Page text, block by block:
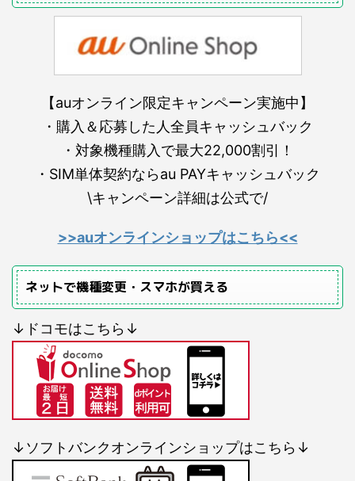
【auオンライン限定キャンペーン実施中】
・購入＆応募した人全員キャッシュバック
・対象機種購入で最大22,000割引！
・SIM単体契約ならau PAYキャッシュバック
\キャンペーン詳細は公式で/
>>auオンラインショップはこちら<<
ネットで機種変更・スマホが買える
↓ドコモはこちら↓
↓ソフトバンクオンラインショップはこちら↓